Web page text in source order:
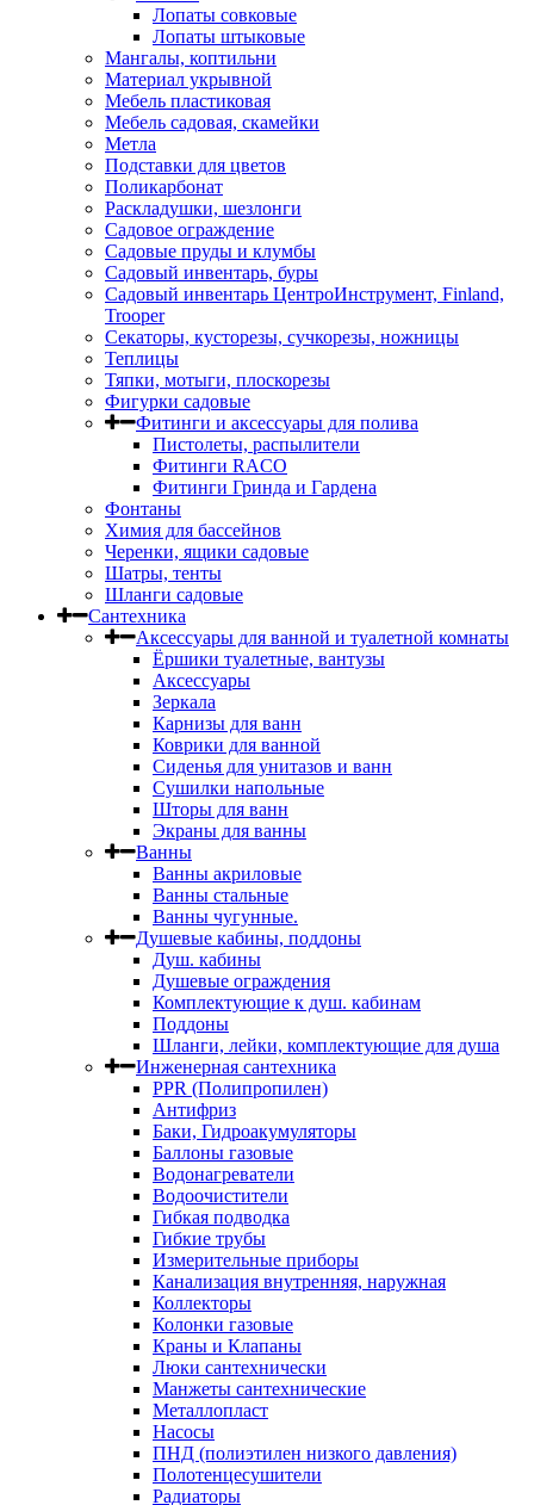
Лопаты совковые
Лопаты штыковые
Мангалы, коптильни
Материал укрывной
Мебель пластиковая
Мебель садовая, скамейки
Метла
Подставки для цветов
Поликарбонат
Раскладушки, шезлонги
Садовое ограждение
Садовые пруды и клумбы
Садовый инвентарь, буры
Садовый инвентарь ЦентроИнструмент, Finland,
Trooper
Секаторы, кусторезы, сучкорезы, ножницы
Теплицы
Тяпки, мотыги, плоскорезы
Фигурки садовые
Фитинги и аксессуары для полива
Пистолеты, распылители
Фитинги RACO
Фитинги Гринда и Гардена
Фонтаны
Химия для бассейнов
Черенки, ящики садовые
Шатры, тенты
Шланги садовые
Сантехника
Аксессуары для ванной и туалетной комнаты
Ёршики туалетные, вантузы
Аксессуары
Зеркала
Карнизы для ванн
Коврики для ванной
Сиденья для унитазов и ванн
Сушилки напольные
Шторы для ванн
Экраны для ванны
Ванны
Ванны акриловые
Ванны стальные
Ванны чугунные.
Душевые кабины, поддоны
Душ. кабины
Душевые ограждения
Комплектующие к душ. кабинам
Поддоны
Шланги, лейки, комплектующие для душа
Инженерная сантехника
PPR (Полипропилен)
Антифриз
Баки, Гидроакумуляторы
Баллоны газовые
Водонагреватели
Водоочистители
Гибкая подводка
Гибкие трубы
Измерительные приборы
Канализация внутренняя, наружная
Коллекторы
Колонки газовые
Краны и Клапаны
Люки сантехнически
Манжеты сантехнические
Металлопласт
Насосы
ПНД (полиэтилен низкого давления)
Полотенцесушители
Радиаторы